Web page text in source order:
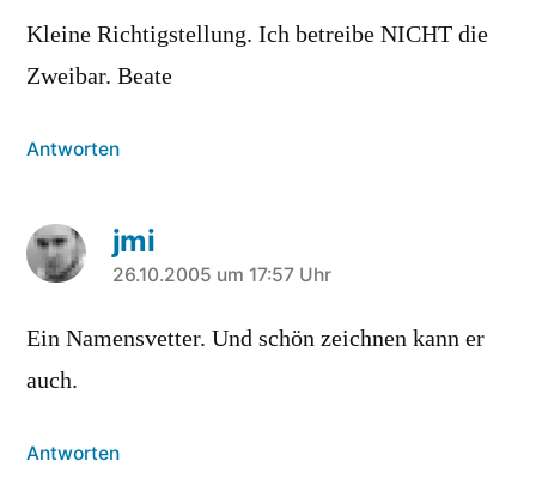
Kleine Richtigstellung. Ich betreibe NICHT die
Zweibar. Beate
Antworten
jmi
sagt:
26.10.2005 um 17:57 Uhr
Ein Namensvetter. Und schön zeichnen kann er
auch.
Antworten